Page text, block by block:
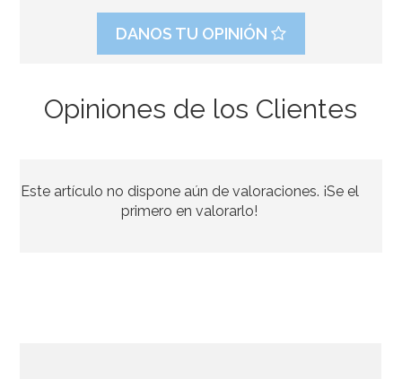
11,95€
DANOS TU OPINIÓN
Opiniones de los Clientes
Este artículo no dispone aún de valoraciones. ¡Se el
primero en valorarlo!